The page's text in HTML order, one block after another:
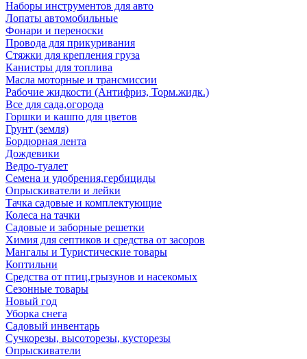
Наборы инструментов для авто
Лопаты автомобильные
Фонари и переноски
Провода для прикуривания
Стяжки для крепления груза
Канистры для топлива
Масла моторные и трансмиссии
Рабочие жидкости (Антифриз, Торм.жидк.)
Все для сада,огорода
Горшки и кашпо для цветов
Грунт (земля)
Бордюрная лента
Дождевики
Ведро-туалет
Семена и удобрения,гербициды
Опрыскиватели и лейки
Тачка садовые и комплектующие
Колеса на тачки
Садовые и заборные решетки
Химия для септиков и средства от засоров
Мангалы и Туристические товары
Коптильни
Средства от птиц,грызунов и насекомых
Сезонные товары
Новый год
Уборка снега
Садовый инвентарь
Сучкорезы, высоторезы, кусторезы
Опрыскиватели